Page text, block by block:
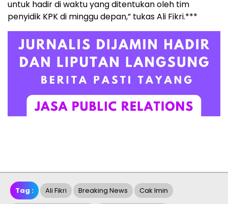
untuk hadir di waktu yang ditentukan oleh tim
penyidik KPK di minggu depan,” tukas Ali Fikri.***
Tag : Ali Fikri Breaking News Cak Imin